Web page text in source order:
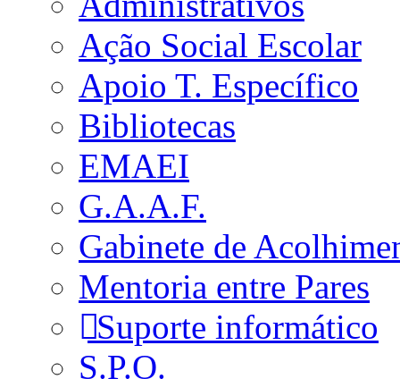
Ação Social Escolar
Apoio T. Específico
Bibliotecas
EMAEI
G.A.A.F.
Gabinete de
Mentoria entre Pares
Suporte informático
S.P.O.